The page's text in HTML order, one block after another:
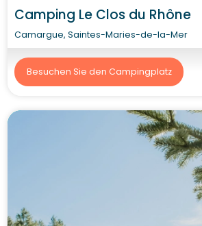
Camping Le Clos du Rhône
Camargue, Saintes-Maries-de-la-Mer
Besuchen Sie den Campingplatz